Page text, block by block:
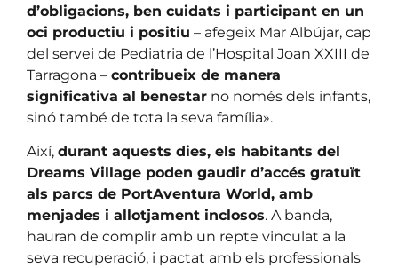
d’obligacions, ben cuidats i participant en un
oci productiu i positiu – afegeix Mar Albújar, cap
del servei de Pediatria de l’Hospital Joan XXIII de
Tarragona – contribueix de manera
significativa al benestar no només dels infants,
sinó també de tota la seva família».
Així, durant aquests dies, els habitants del
Dreams Village poden gaudir d’accés gratuït
als parcs de PortAventura World, amb
menjades i allotjament inclosos. A banda,
hauran de complir amb un repte vinculat a la
seva recuperació, i pactat amb els professionals